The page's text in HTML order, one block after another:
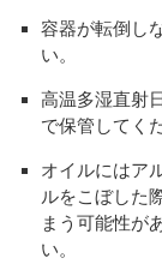
容器が転倒し
い。
高温多湿直射
で保管してく
オイルにはア
ルをこぼした
まう可能性が
い。